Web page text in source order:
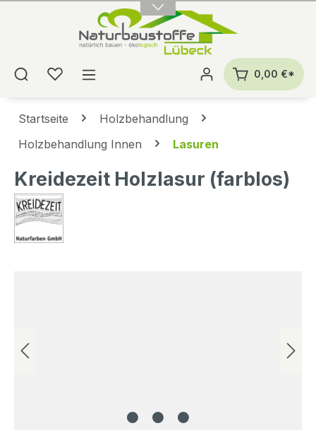
0,00 €*
Startseite
Holzbehandlung
Holzbehandlung Innen
Lasuren
Kreidezeit Holzlasur (farblos)